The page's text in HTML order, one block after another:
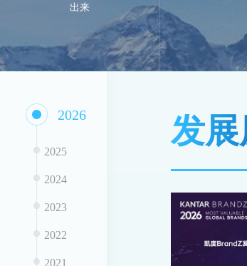
出来
2026
2025
2024
2023
2022
2021
发